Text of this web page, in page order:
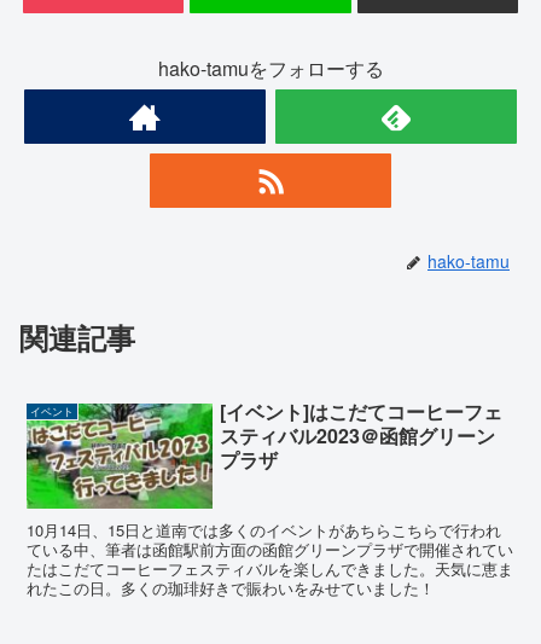
hako-tamuをフォローする
hako-tamu
関連記事
イベント
[イベント]はこだてコーヒーフェ
スティバル2023＠函館グリーン
プラザ
10月14日、15日と道南では多くのイベントがあちらこちらで行われ
ている中、筆者は函館駅前方面の函館グリーンプラザで開催されてい
たはこだてコーヒーフェスティバルを楽しんできました。天気に恵ま
れたこの日。多くの珈琲好きで賑わいをみせていました！